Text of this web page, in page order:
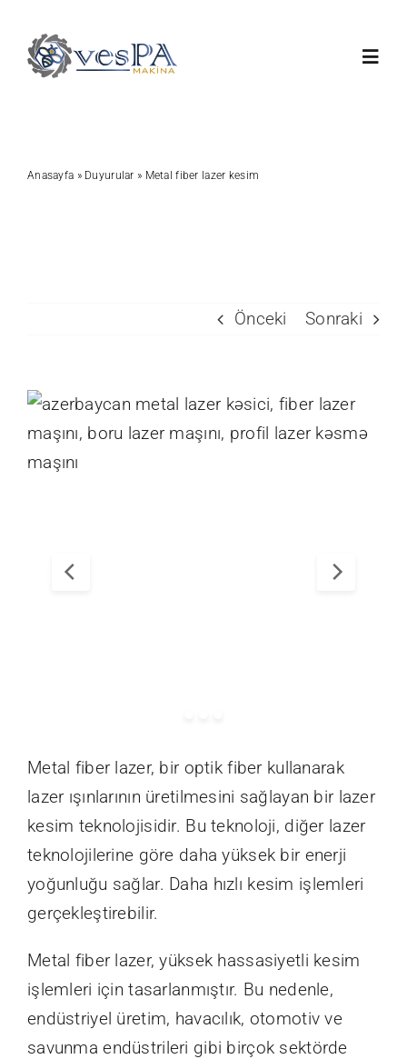
content
İletişim
Anasayfa » Duyurular » Metal fiber lazer kesim
Önceki Sonraki
Metal fiber lazer, bir optik fiber kullanarak
lazer ışınlarının üretilmesini sağlayan bir lazer
kesim teknolojisidir. Bu teknoloji, diğer lazer
teknolojilerine göre daha yüksek bir enerji
yoğunluğu sağlar. Daha hızlı kesim işlemleri
gerçekleştirebilir.
Metal fiber lazer, yüksek hassasiyetli kesim
işlemleri için tasarlanmıştır. Bu nedenle,
endüstriyel üretim, havacılık, otomotiv ve
savunma endüstrileri gibi birçok sektörde